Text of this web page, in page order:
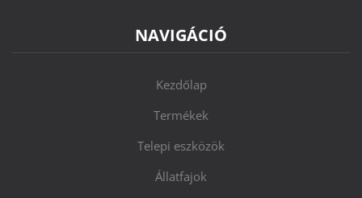
NAVIGÁCIÓ
Kezdőlap
Termékek
Telepi eszközök
Állatfajok